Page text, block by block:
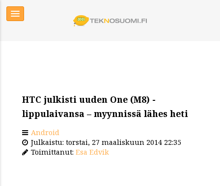
HTC julkisti uuden One (M8) -
lippulaivansa – myynnissä lähes heti
Android
Julkaistu: torstai, 27 maaliskuun 2014 22:35
Toimittanut: Esa Edvik